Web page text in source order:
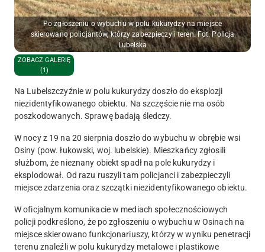
Po zgłoszeniu o wybuchu w polu kukurydzy na miejsce
skierowano policjantów, którzy zabezpieczyli teren. Fot. Policja
Lubelska
ZOBACZ GALERIĘ
(1)
Na Lubelszczyźnie w polu kukurydzy doszło do eksplozji
niezidentyfikowanego obiektu. Na szczęście nie ma osób
poszkodowanych. Sprawę badają śledczy.
W nocy z 19 na 20 sierpnia doszło do wybuchu w obrębie wsi
Osiny (pow. łukowski, woj. lubelskie). Mieszkańcy zgłosili
służbom, że nieznany obiekt spadł na pole kukurydzy i
eksplodował. Od razu ruszyli tam policjanci i zabezpieczyli
miejsce zdarzenia oraz szczątki niezidentyfikowanego obiektu.
W oficjalnym komunikacie w mediach społecznościowych
policji podkreślono, że po zgłoszeniu o wybuchu w Osinach na
miejsce skierowano funkcjonariuszy, którzy w wyniku penetracji
terenu znaleźli w polu kukurydzy metalowe i plastikowe